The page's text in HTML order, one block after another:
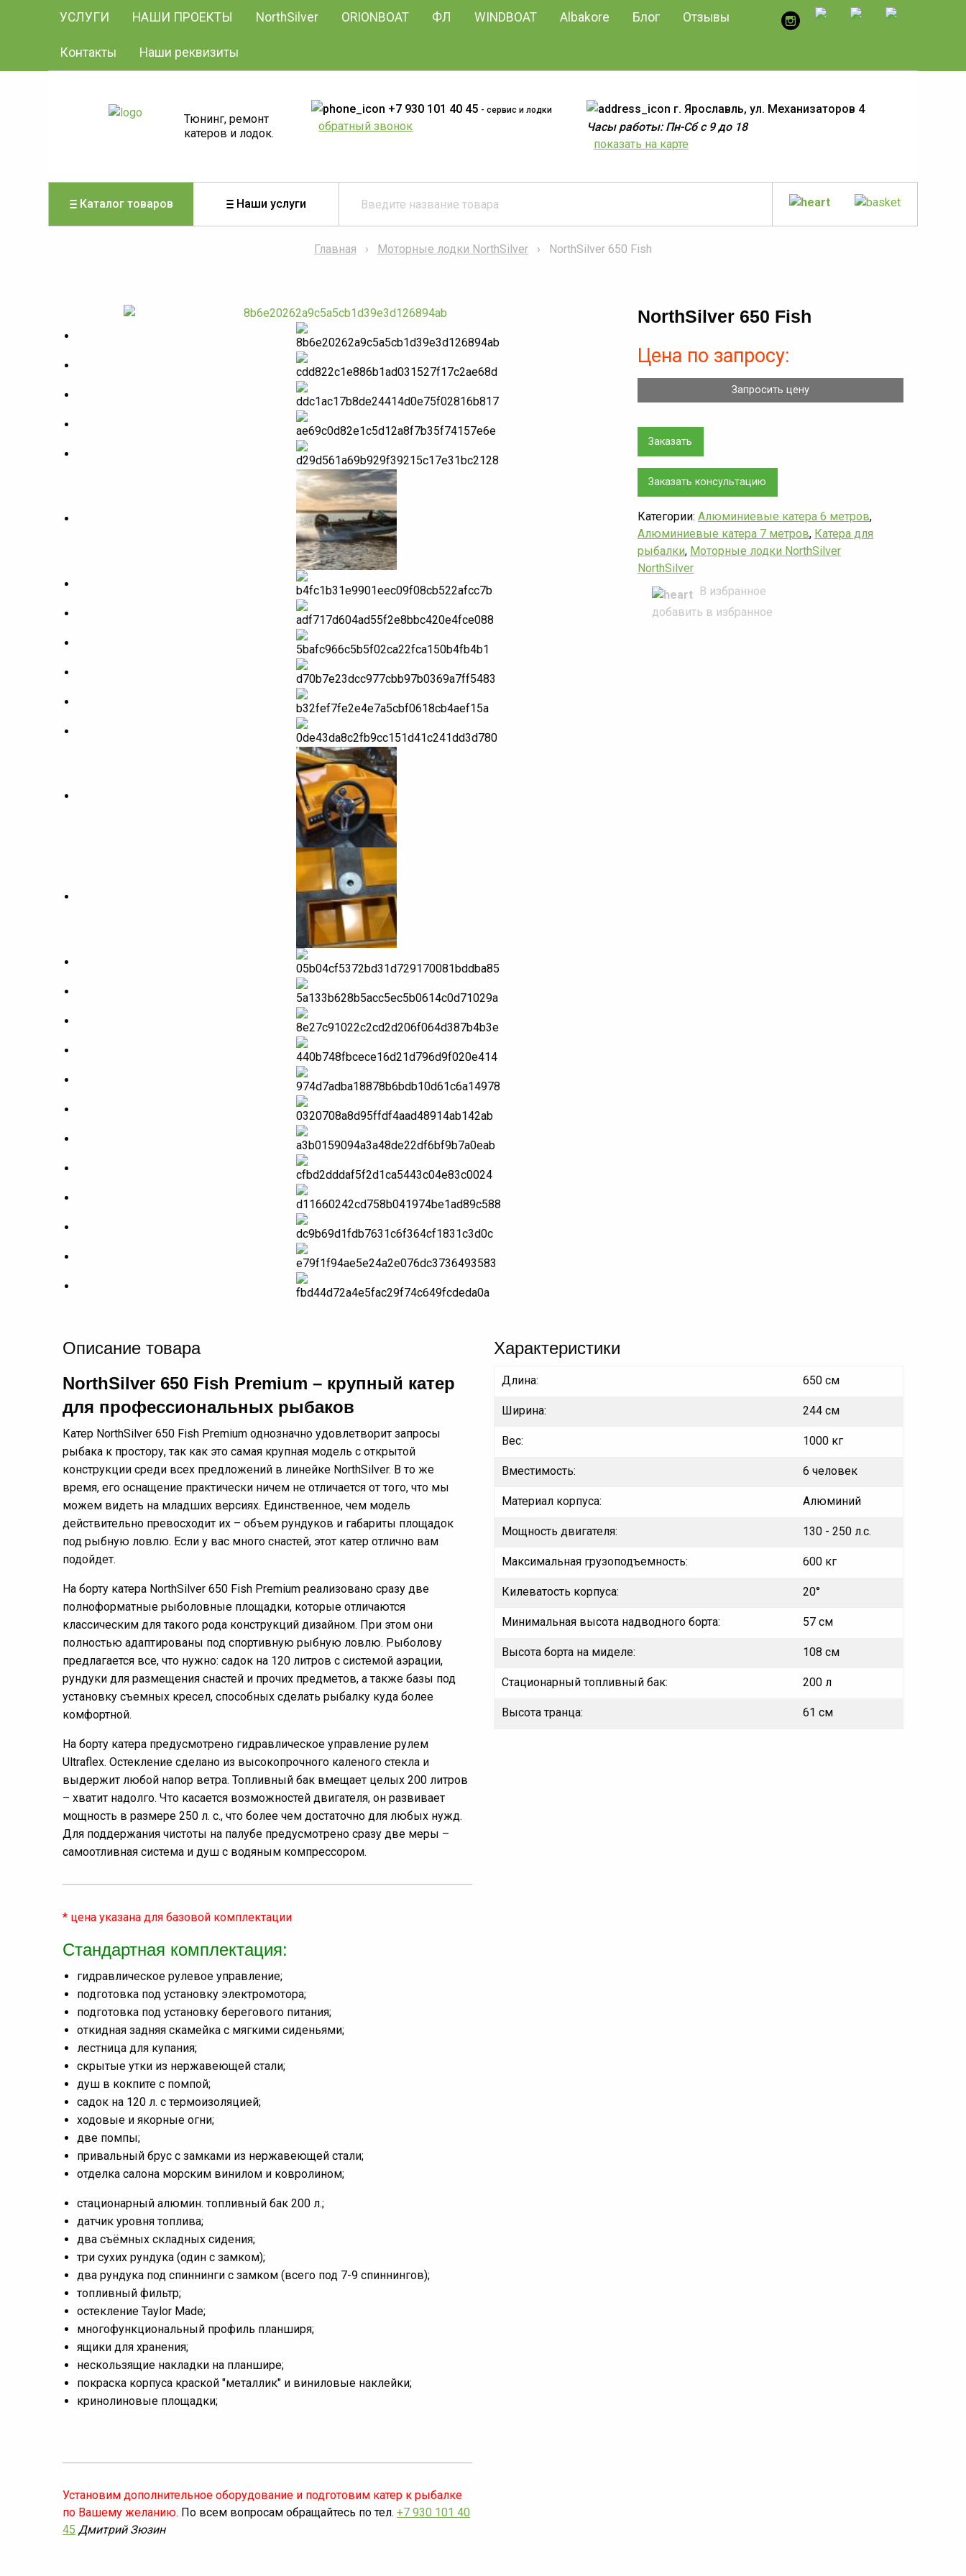
УСЛУГИ НАШИ ПРОЕКТЫ NorthSilver ORIONBOAT ФЛ WINDBOAT Albakore Блог Отзывы
Контакты Наши реквизиты
Тюнинг, ремонт
катеров и лодок.
+7 930 101 40 45 - сервис и лодки
обратный звонок
г. Ярославль, ул. Механизаторов 4
Часы работы: Пн-Сб с 9 до 18
показать на карте
Каталог товаров Наши услуги
Главная Моторные лодки NorthSilver NorthSilver 650 Fish
NorthSilver 650 Fish
Цена по запросу:
Запросить цену
Заказать
Заказать консультацию
Категории: Алюминиевые катера 6 метров,
Алюминиевые катера 7 метров, Катера для
рыбалки, Моторные лодки NorthSilver
NorthSilver
В избранное
добавить в избранное
Описание товара
NorthSilver 650 Fish Premium – крупный катер
для профессиональных рыбаков
Катер NorthSilver 650 Fish Premium однозначно удовлетворит запросы
рыбака к простору, так как это самая крупная модель с открытой
конструкции среди всех предложений в линейке NorthSilver. В то же
время, его оснащение практически ничем не отличается от того, что мы
можем видеть на младших версиях. Единственное, чем модель
действительно превосходит их – объем рундуков и габариты площадок
под рыбную ловлю. Если у вас много снастей, этот катер отлично вам
подойдет.
На борту катера NorthSilver 650 Fish Premium реализовано сразу две
полноформатные рыболовные площадки, которые отличаются
классическим для такого рода конструкций дизайном. При этом они
полностью адаптированы под спортивную рыбную ловлю. Рыболову
предлагается все, что нужно: садок на 120 литров с системой аэрации,
рундуки для размещения снастей и прочих предметов, а также базы под
установку съемных кресел, способных сделать рыбалку куда более
комфортной.
На борту катера предусмотрено гидравлическое управление рулем
Ultraflex. Остекление сделано из высокопрочного каленого стекла и
выдержит любой напор ветра. Топливный бак вмещает целых 200 литров
– хватит надолго. Что касается возможностей двигателя, он развивает
мощность в размере 250 л. с., что более чем достаточно для любых нужд.
Для поддержания чистоты на палубе предусмотрено сразу две меры –
самоотливная система и душ с водяным компрессором.
* цена указана для базовой комплектации
Стандартная комплектация:
гидравлическое рулевое управление;
подготовка под установку электромотора;
подготовка под установку берегового питания;
откидная задняя скамейка с мягкими сиденьями;
лестница для купания;
скрытые утки из нержавеющей стали;
душ в кокпите с помпой;
садок на 120 л. с термоизоляцией;
ходовые и якорные огни;
две помпы;
привальный брус с замками из нержавеющей стали;
отделка салона морским винилом и ковролином;
стационарный алюмин. топливный бак 200 л.;
датчик уровня топлива;
два съёмных складных сидения;
три сухих рундука (один с замком);
два рундука под спиннинги с замком (всего под 7-9 спиннингов);
топливный фильтр;
остекление Taylor Made;
многофункциональный профиль планширя;
ящики для хранения;
нескользящие накладки на планшире;
покраска корпуса краской "металлик" и виниловые наклейки;
кринолиновые площадки;
Установим дополнительное оборудование и подготовим катер к рыбалке
по Вашему желанию. По всем вопросам обращайтесь по тел. +7 930 101 40
45 Дмитрий Зюзин
Характеристики
Длина: 650 см
Ширина: 244 см
Вес: 1000 кг
Вместимость: 6 человек
Материал корпуса: Алюминий
Мощность двигателя: 130 - 250 л.с.
Максимальная грузоподъемность: 600 кг
Килеватость корпуса: 20°
Минимальная высота надводного борта: 57 см
Высота борта на миделе: 108 см
Стационарный топливный бак: 200 л
Высота транца: 61 см